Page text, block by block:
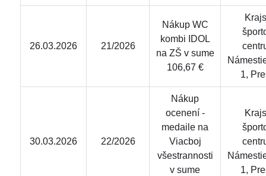
26.03.2026 21/2026
Nákup WC
kombi IDOL
na ZŠ v sume
106,67 €
1,
30.03.2026 22/2026
Nákup
ocenení -
medaile na
Viacboj
všestrannosti
v sume
1,